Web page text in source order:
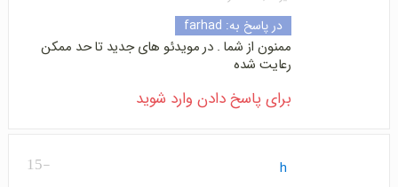
در پاسخ به: farhad
ممنون از شما . در مویدئو های جدید تا حد ممکن
رعایت شده
برای پاسخ دادن وارد شوید
-15 h